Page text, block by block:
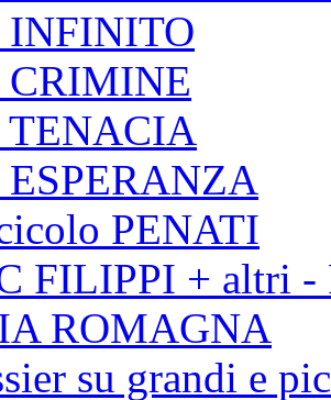
INFINITO
CRIMINE
TENACIA
ESPERANZA
PENATI
FILIPPI + altri -
ROMAGNA
su grandi e